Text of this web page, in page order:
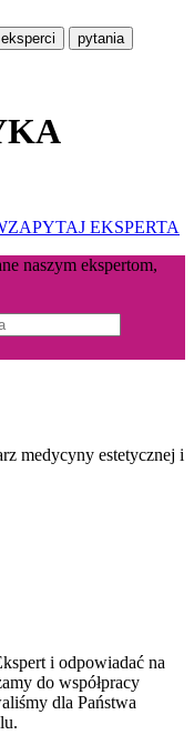
eksperci pytania
ZAPYTAJ EKSPERTA
naszym ekspertom,
medycyny estetycznej i
i odpowiadać na
do współpracy
dla Państwa